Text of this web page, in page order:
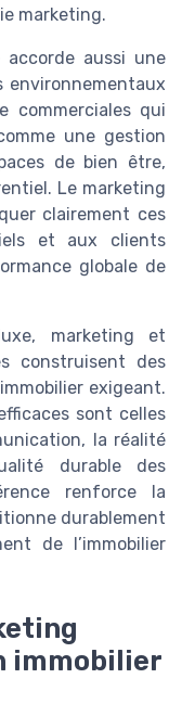
marketing.
accorde aussi une
environnementaux
commerciales qui
une gestion
de bien être,
Le marketing
clairement ces
et aux clients
globale de
marketing et
construisent des
exigeant.
sont celles
la réalité
durable des
renforce la
durablement
de l’immobilier
immobilier